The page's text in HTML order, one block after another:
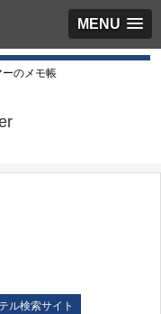
MENU
のメモ帳
ル検索サイト